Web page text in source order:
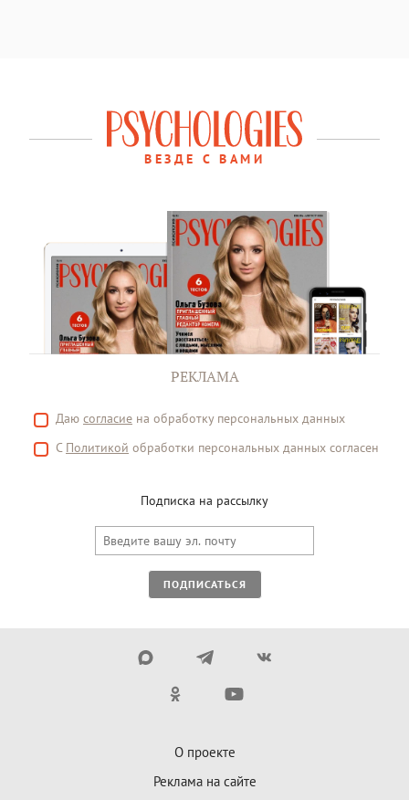
ВЕЗДЕ С ВАМИ
РЕКЛАМА
Даю согласие на обработку персональных данных
С Политикой обработки персональных данных согласен
Подписка на рассылку
ПОДПИСАТЬСЯ
О проекте
Реклама на сайте